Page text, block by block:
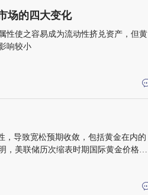
场的四大变化
性使之容易成为流动性挤兑资产，但黄
响较小
，导致宽松预期收敛，包括黄金在内的
，美联储历次缩表时期国际黄金价格总